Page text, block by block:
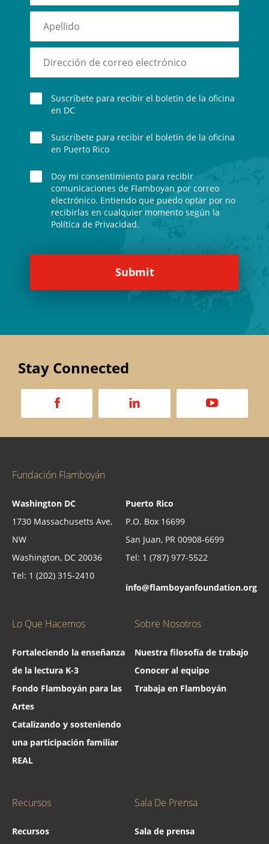
Fundación Flamboyán
Washington DC
1730 Massachusetts Ave,
NW
Washington, DC 20036
Tel: 1 (202) 315-2410
Puerto Rico
P.O. Box 16699
San Juan, PR 00908-6699
Tel: 1 (787) 977-5522
info@flamboyanfoundation.org
Lo Que Hacemos
Fortaleciendo la enseñanza
de la lectura K-3
Fondo Flamboyán para las
Artes
Catalizando y sosteniendo
una participación familiar
REAL
Sobre Nosotros
Nuestra filosofía de trabajo
Conocer al equipo
Trabaja en Flamboyán
Recursos
Recursos
Sala De Prensa
Sala de prensa
Suscríbete para recibir el boletín de la oficina
en DC
Suscríbete para recibir el boletín de la oficina
en Puerto Rico
Doy mi consentimiento para recibir
comunicaciones de Flamboyan por correo
electrónico. Entiendo que puedo optar por no
recibirlas en cualquier momento según la
Política de Privacidad.
Stay Connected
a d v